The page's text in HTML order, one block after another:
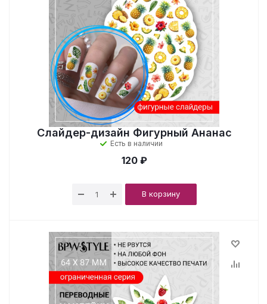
Слайдер-дизайн Фигурный Ананас
Есть в наличии
120 ₽
В корзину